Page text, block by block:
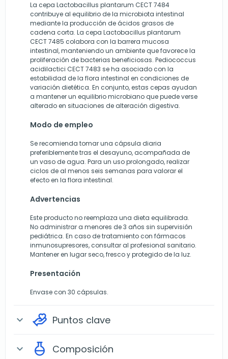
La cepa Lactobacillus plantarum CECT 7484
contribuye al equilibrio de la microbiota intestinal
mediante la producción de ácidos grasos de
cadena corta. La cepa Lactobacillus plantarum
CECT 7485 colabora con la barrera mucosa
intestinal, manteniendo un ambiente que favorece la
proliferación de bacterias beneficiosas. Pediococcus
acidilactici CECT 7483 se ha asociado con la
estabilidad de la flora intestinal en condiciones de
variación dietética. En conjunto, estas cepas ayudan
a mantener un equilibrio microbiano que puede verse
alterado en situaciones de alteración digestiva.
Modo de empleo
Se recomienda tomar una cápsula diaria
preferiblemente tras el desayuno, acompañada de
un vaso de agua. Para un uso prolongado, realizar
ciclos de al menos seis semanas para valorar el
efecto en la flora intestinal.
Advertencias
Este producto no reemplaza una dieta equilibrada.
No administrar a menores de 3 años sin supervisión
pediátrica. En caso de tratamiento con fármacos
inmunosupresores, consultar al profesional sanitario.
Mantener en lugar seco, fresco y protegido de la luz.
Presentación
Envase con 30 cápsulas.
expand_more Puntos clave
expand_more Composición